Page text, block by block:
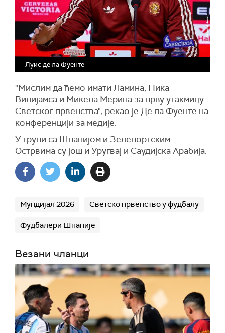
Луис де ла Фуенте
"Мислим да ћемо имати Ламина, Ника
Вилијамса и Микела Мерина за прву утакмицу
Светског првенства", рекао је Де ла Фуенте на
конференцији за медије.
У групи са Шпанијом и Зеленортским
Острвима су још и Уругвај и Саудијска Арабија.
Мундијал 2026 Светско првенство у фудбалу
Фудбалери Шпаније
Везани чланци